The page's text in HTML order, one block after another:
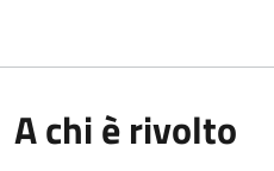
A chi è rivolto